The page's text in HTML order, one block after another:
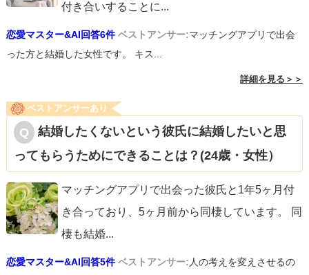
付き合いすることに...
恋愛マスター&AI回答6件 ベストアンサー:マッチングアプリで出会
った方と結婚した女性です。 キス...
詳細を見る＞＞
ベストアンサーあり
結婚したくないという彼氏に結婚したいと思
ってもらうためにできることは？(24歳・女性）
マッチングアプリで出会った彼氏と1年5ヶ月付
き合っており、5ヶ月前から同棲しています。 同
棲も結婚...
恋愛マスター&AI回答5件 ベストアンサー:人の考えを変えさせるの